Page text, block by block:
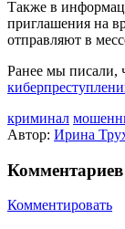
Также в
приглашения на
отправляют в
Ранее мы писали,
криминал
Автор: Ирина
Комментировать